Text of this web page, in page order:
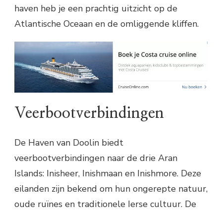
haven heb je een prachtig uitzicht op de
Atlantische Oceaan en de omliggende kliffen.
Veerbootverbindingen
De Haven van Doolin biedt
veerbootverbindingen naar de drie Aran
Islands: Inisheer, Inishmaan en Inishmore. Deze
eilanden zijn bekend om hun ongerepte natuur,
oude ruïnes en traditionele Ierse cultuur. De